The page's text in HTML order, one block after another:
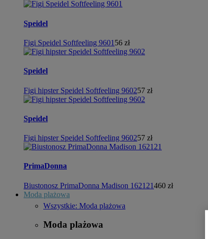
Speidel
Figi Speidel Softfeeling 9601 56 zł
Speidel
Figi hipster Speidel Softfeeling 960257 zł
Speidel
Figi hipster Speidel Softfeeling 960257 zł
PrimaDonna
Biustonosz PrimaDonna Madison 162121460 zł
Moda plażowa
Wszystkie: Moda plażowa
Moda plażowa